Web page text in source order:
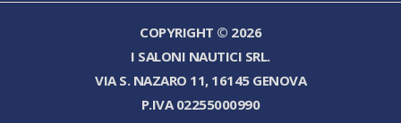
COPYRIGHT © 2026
I SALONI NAUTICI SRL.
VIA S. NAZARO 11, 16145 GENOVA
P.IVA 02255000990